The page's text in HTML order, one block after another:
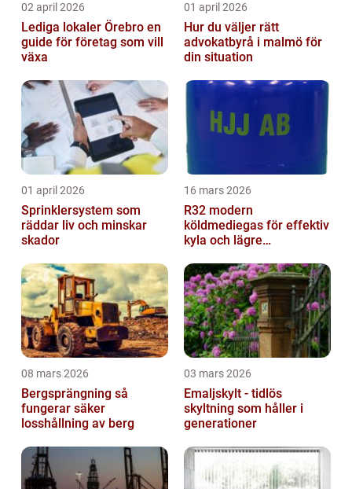
02 april 2026
Lediga lokaler Örebro en
guide för företag som vill
växa
01 april 2026
Hur du väljer rätt
advokatbyrå i malmö för
din situation
01 april 2026
Sprinklersystem som
räddar liv och minskar
skador
16 mars 2026
R32 modern
köldmediegas för effektiv
kyla och lägre
08 mars 2026
Bergsprängning så
fungerar säker
losshållning av berg
03 mars 2026
Emaljskylt - tidlös
skyltning som håller i
generationer